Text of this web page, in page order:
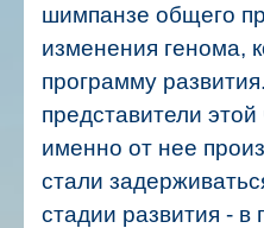
шимпанзе общего
изменения генома,
программу
представители
именно от нее
стали
стадии развития - в